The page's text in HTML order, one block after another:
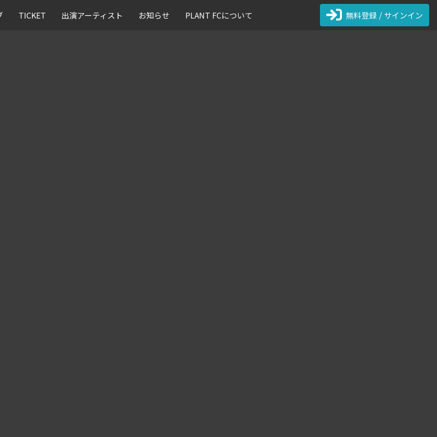
TICKET 出演アーティスト お知らせ PLANT FCについて 無料登録 / サインイン